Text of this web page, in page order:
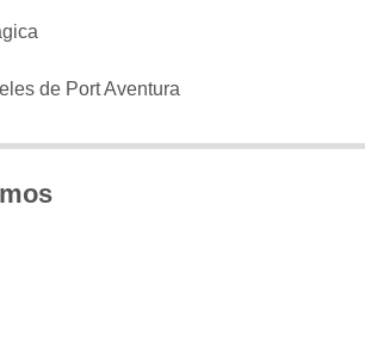
de Port Aventura